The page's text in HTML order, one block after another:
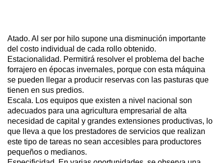
Atado. Al ser por hilo supone una disminución importante
del costo individual de cada rollo obtenido.
Estacionalidad. Permitirá resolver el problema del bache
forrajero en épocas invernales, porque con esta máquina
se pueden llegar a producir reservas con las pasturas que
tienen en sus predios.
Escala. Los equipos que existen a nivel nacional son
adecuados para una agricultura empresarial de alta
necesidad de capital y grandes extensiones productivas, lo
que lleva a que los prestadores de servicios que realizan
este tipo de tareas no sean accesibles para productores
pequeños o medianos.